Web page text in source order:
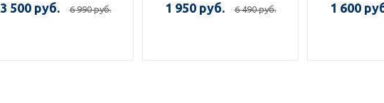
3 500 руб. 6 990 руб. 1 950 руб. 6 490 руб. 1 600